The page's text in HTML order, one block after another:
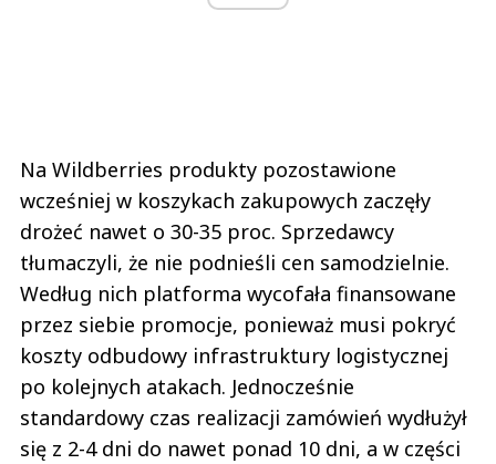
Na Wildberries produkty pozostawione
wcześniej w koszykach zakupowych zaczęły
drożeć nawet o 30-35 proc. Sprzedawcy
tłumaczyli, że nie podnieśli cen samodzielnie.
Według nich platforma wycofała finansowane
przez siebie promocje, ponieważ musi pokryć
koszty odbudowy infrastruktury logistycznej
po kolejnych atakach. Jednocześnie
standardowy czas realizacji zamówień wydłużył
się z 2-4 dni do nawet ponad 10 dni, a w części